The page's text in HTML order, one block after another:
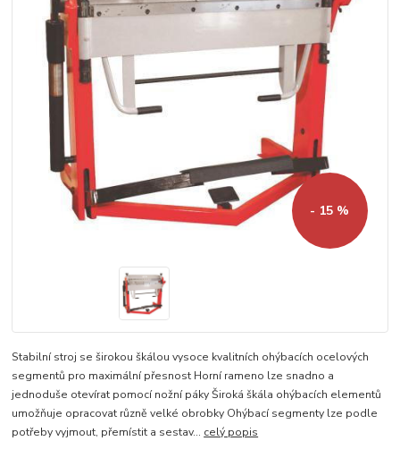
- 15 %
Stabilní stroj se širokou škálou vysoce kvalitních ohýbacích ocelových
segmentů pro maximální přesnost Horní rameno lze snadno a
jednoduše otevírat pomocí nožní páky Široká škála ohýbacích elementů
umožňuje opracovat různě velké obrobky Ohýbací segmenty lze podle
potřeby vyjmout, přemístit a sestav... celý popis